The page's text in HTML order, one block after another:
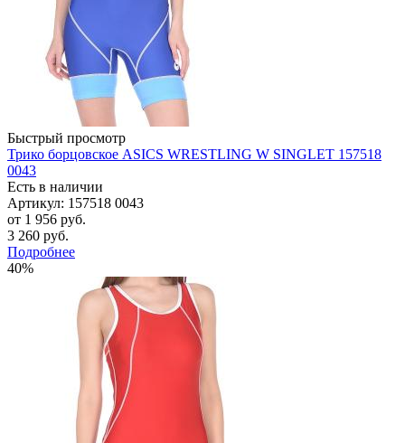
Быстрый просмотр
Трико борцовское ASICS WRESTLING W SINGLET 157518
0043
Есть в наличии
Артикул: 157518 0043
от 1 956 руб.
3 260 руб.
Подробнее
40%